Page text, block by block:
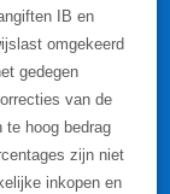
IB en
omgekeerd
gedegen
van de
te hoog bedrag
zijn niet
inkopen en